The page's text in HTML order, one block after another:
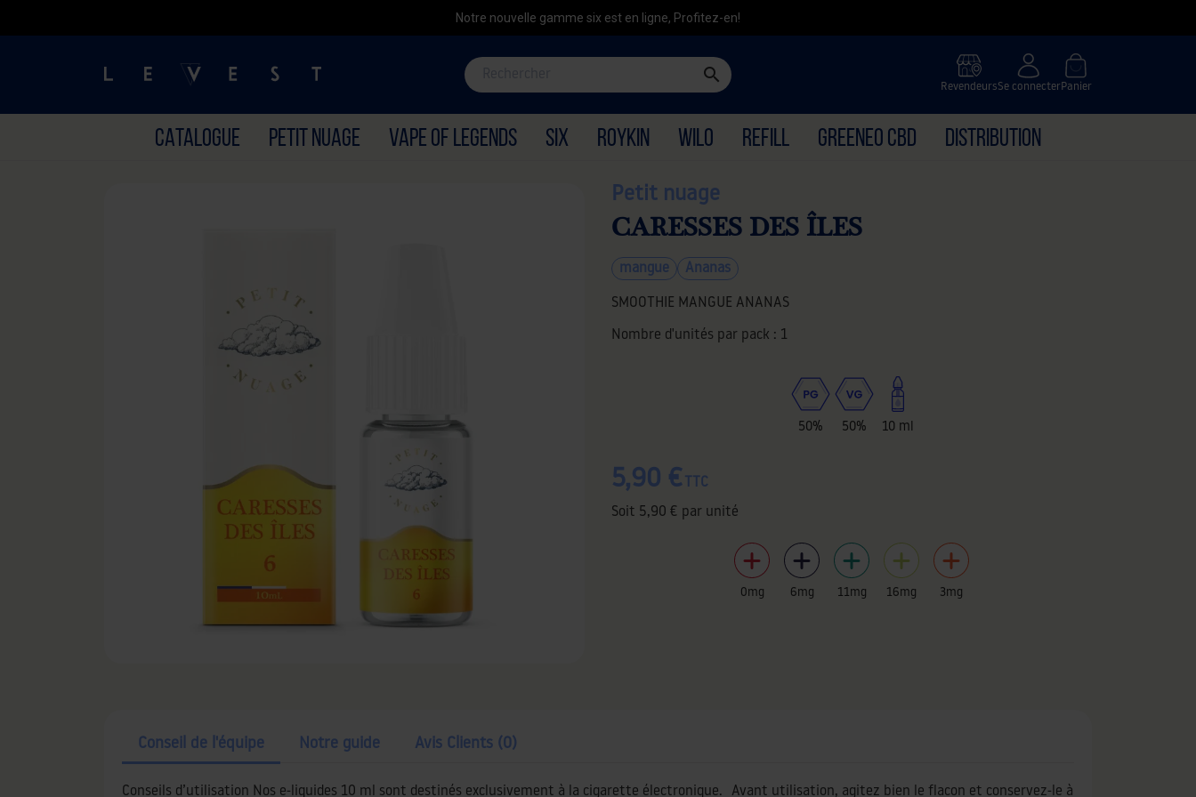
Notre nouvelle gamme six est en ligne, Profitez-en!
search
RevendeursSe connecter Panier
CATALOGUE PETIT NUAGE VAPE OF LEGENDS SIX ROYKIN WILO REFILL GREENEO CBD DISTRIBUTION
Petit nuage
CARESSES DES ÎLES
mangue Ananas
SMOOTHIE MANGUE ANANAS
Nombre d'unités par pack : 1
50% 50% 10 ml
5,90 € TTC
Soit 5,90 € par unité
0mg 6mg 11mg 16mg 3mg
Conseil de l'équipe Notre guide Avis Clients (0)
Conseils d’utilisation Nos e-liquides 10 ml sont destinés exclusivement à la cigarette électronique. Avant utilisation, agitez bien le flacon et conservez-le à